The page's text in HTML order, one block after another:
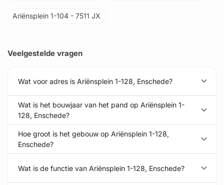
Ariënsplein 1-104 - 7511 JX
Veelgestelde vragen
Wat voor adres is Ariënsplein 1-128, Enschede?
Wat is het bouwjaar van het pand op Ariënsplein 1-
128, Enschede?
Hoe groot is het gebouw op Ariënsplein 1-128,
Enschede?
Wat is de functie van Ariënsplein 1-128, Enschede?